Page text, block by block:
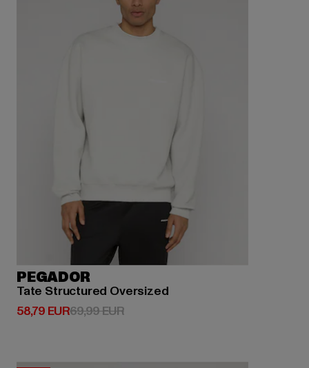
PEGADOR
Tate Structured Oversized
58,79 EUR
Derzeitiger Preis: 58,79 EUR
69,99 EURAktionspreis: 69,99 EUR